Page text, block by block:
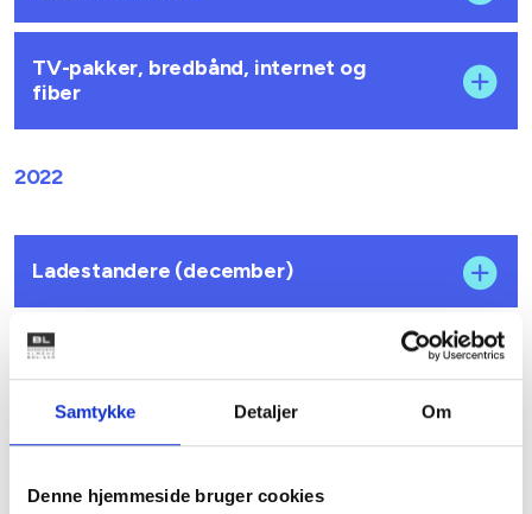
Samtykke Detaljer Om
Denne hjemmeside bruger cookies
TV-pakker, bredbånd, internet og
fiber
2022
Ladestandere (december)
Vilde boligområder (september)